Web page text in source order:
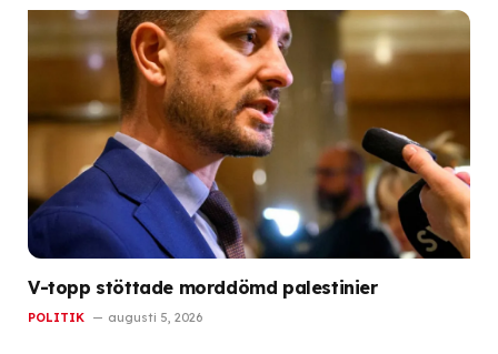
V-topp stöttade morddömd palestinier
POLITIK augusti 5, 2026